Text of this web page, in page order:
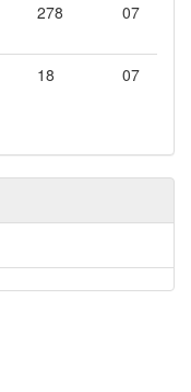
278 07
18 07